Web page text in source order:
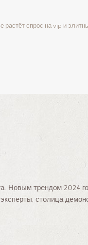
растёт спрос на vip и
Новым трендом 2024
столица